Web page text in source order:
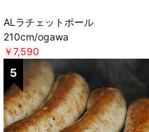
ALラチェットポール
210cm/ogawa
￥7,590